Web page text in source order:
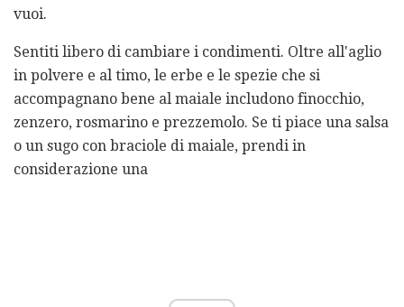
vuoi.
Sentiti libero di cambiare i condimenti. Oltre all'aglio
in polvere e al timo, le erbe e le spezie che si
accompagnano bene al maiale includono finocchio,
zenzero, rosmarino e prezzemolo. Se ti piace una salsa
o un sugo con braciole di maiale, prendi in
considerazione una